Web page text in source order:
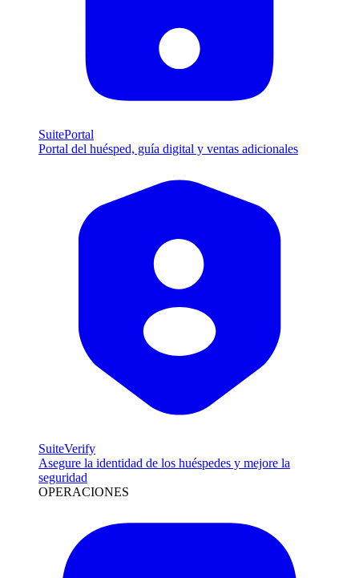
SuitePortal
Portal del huésped, guía digital y ventas adicionales
SuiteVerify
Asegure la identidad de los huéspedes y mejore la
seguridad
OPERACIONES